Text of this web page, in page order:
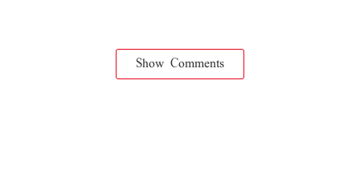
Show Comments